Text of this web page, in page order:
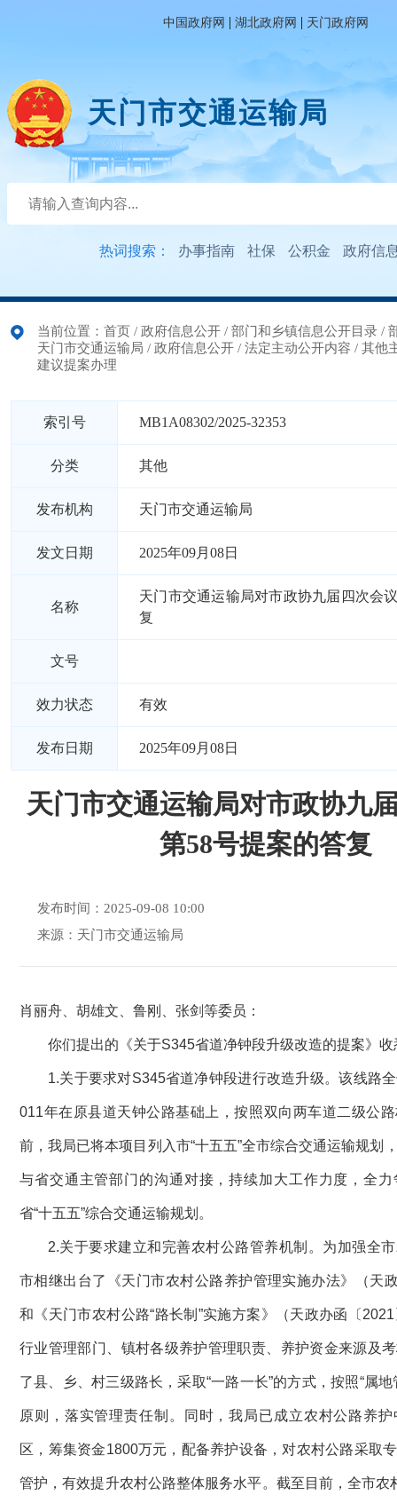
中国政府网 | 湖北政府网 | 天门政府网
天门市交通运输局
热词搜索： 办事指南 社保 公积金 政府信
当前位置： 首页 / 政府信息公开 / 部门和乡镇信息公开目录 /
天门市交通运输局 / 政府信息公开 / 法定主动公开内容 / 其他
建议提案办理
索引号 MB1A08302/2025-32353
分类 其他
发布机构 天门市交通运输局
发文日期 2025年09月08日
名称
天门市交通运输局对市政协九届四次会
复
文号
效力状态 有效
发布日期 2025年09月08日
天门市交通运输局对市政协九
第58号提案的答复
发布时间：2025-09-08 10:00
来源：天门市交通运输局
肖丽舟、胡雄文、鲁刚、张剑等委员：
你们提出的《关于S345省道净钟段升级改造的提案》
1.关于要求对S345省道净钟段进行改造升级。该线路
011年在原县道天钟公路基础上，按照双向两车道二级公
前，我局已将本项目列入市“十五五”全市综合交通运输规划
与省交通主管部门的沟通对接，持续加大工作力度，全
省“十五五”综合交通运输规划。
2.关于要求建立和完善农村公路管养机制。为加强全
市相继出台了《天门市农村公路养护管理实施办法》（天
和《天门市农村公路“路长制”实施方案》（天政办函〔
行业管理部门、镇村各级养护管理职责、养护资金来源及
了县、乡、村三级路长，采取“一路一长”的方式，按照“属
原则，落实管理责任制。同时，我局已成立农村公路养
区，筹集资金1800万元，配备养护设备，对农村公路采取
管护，有效提升农村公路整体服务水平。截至目前，全市农